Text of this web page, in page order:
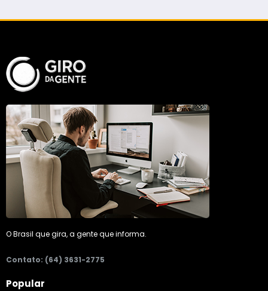
O Brasil que gira, a gente que informa.
Contato: (64) 3631-2775
Popular